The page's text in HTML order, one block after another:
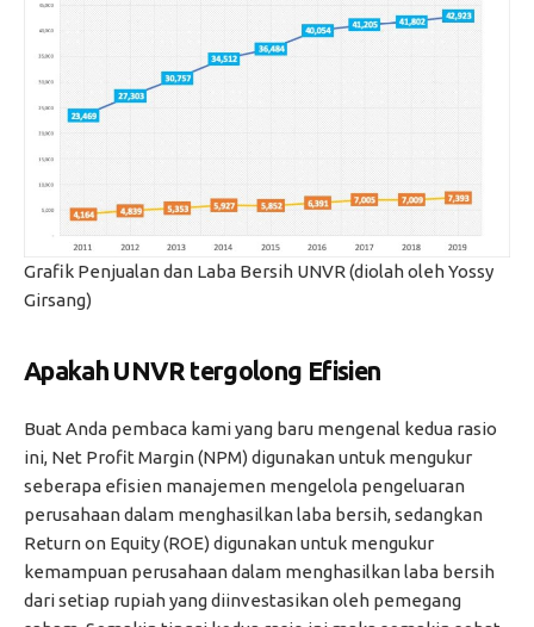
Grafik Penjualan dan Laba Bersih UNVR (diolah oleh Yossy
Girsang)
Apakah UNVR tergolong Efisien
Buat Anda pembaca kami yang baru mengenal kedua rasio
ini, Net Profit Margin (NPM) digunakan untuk mengukur
seberapa efisien manajemen mengelola pengeluaran
perusahaan dalam menghasilkan laba bersih, sedangkan
Return on Equity (ROE) digunakan untuk mengukur
kemampuan perusahaan dalam menghasilkan laba bersih
dari setiap rupiah yang diinvestasikan oleh pemegang